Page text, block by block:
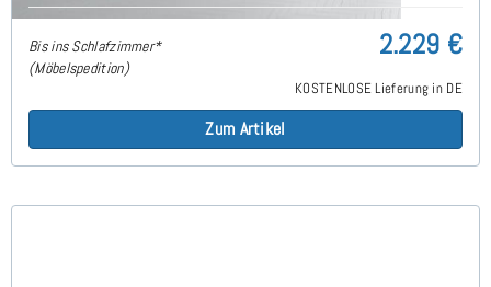
Bis ins Schlafzimmer*
(Möbelspedition)
2.229 €
KOSTENLOSE Lieferung in DE
Zum Artikel